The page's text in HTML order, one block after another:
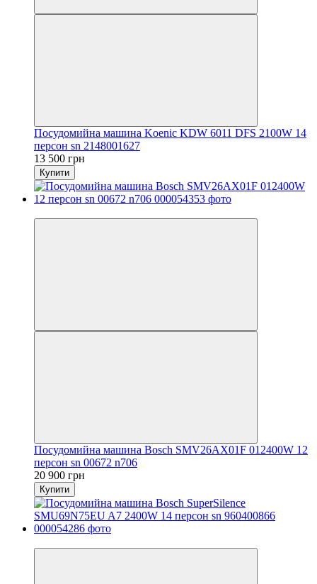
Посудомийна машина Koenic KDW 6011 DFS 2100W 14
персон sn 2148001627
13 500 грн
Купити
Посудомийна машина Bosch SMV26AX01F 012400W 12
персон sn 00672 n706
20 900 грн
Купити